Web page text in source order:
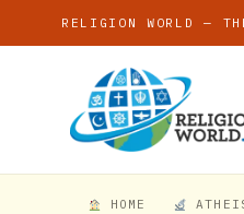
RELIGION WORLD —
HOME